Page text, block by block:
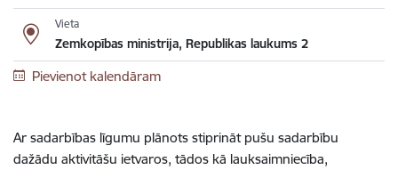
Vieta
Zemkopības ministrija, Republikas laukums 2
Pievienot kalendāram
Ar sadarbības līgumu plānots stiprināt pušu sadarbību
dažādu aktivitāšu ietvaros, tādos kā lauksaimniecība,